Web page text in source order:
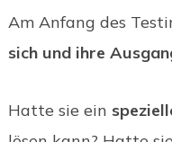
Am Anfang des
sich und ihre
Hatte sie ein